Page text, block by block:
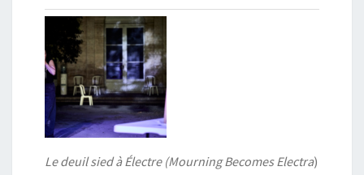
Le deuil sied à Électre (Mourning Becomes Electra)